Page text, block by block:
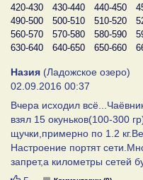
420-430
430-440 440-450
490-500
500-510 510-520
560-570
570-580 580-590
630-640
640-650 650-660
Назия (Ладожское озеро)
02.09.2016 00:37
Вчера исходил
взял 15 окуньков(100-300
щучки,примерно по 1.2
Настроение портят
запрет,а километры сетей